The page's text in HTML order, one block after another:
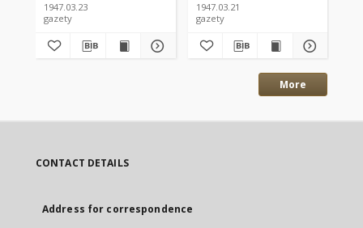
1947.03.23
gazety
1947.03.21
gazety
More
CONTACT DETAILS
Address for correspondence